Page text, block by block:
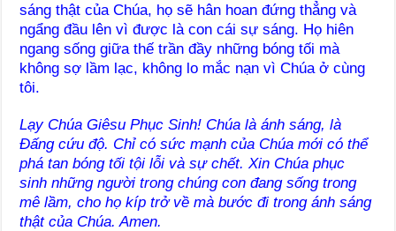
sáng thật của Chúa, họ sẽ hân hoan đứng thẳng và
ngẩng đầu lên vì được là con cái sự sáng. Họ hiên
ngang sống giữa thế trần đầy những bóng tối mà
không sợ lầm lạc, không lo mắc nạn vì Chúa ở cùng
tôi.
Lạy Chúa Giêsu Phục Sinh! Chúa là ánh sáng, là
Đấng cứu độ. Chỉ có sức mạnh của Chúa mới có thể
phá tan bóng tối tội lỗi và sự chết. Xin Chúa phục
sinh những người trong chúng con đang sống trong
mê lầm, cho họ kíp trở về mà bước đi trong ánh sáng
thật của Chúa. Amen.